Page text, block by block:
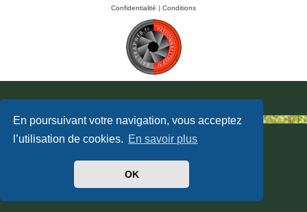
En poursuivant votre navigation, vous acceptez
l’utilisation de cookies. En savoir plus
OK
Confidentialité | Conditions